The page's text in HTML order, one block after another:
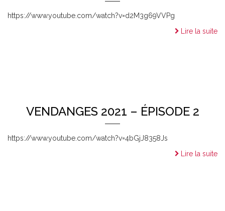
https://www.youtube.com/watch?v=d2M3g69VVPg
Lire la suite
VENDANGES 2021 – ÉPISODE 2
https://www.youtube.com/watch?v=4bGjJ8358Js
Lire la suite